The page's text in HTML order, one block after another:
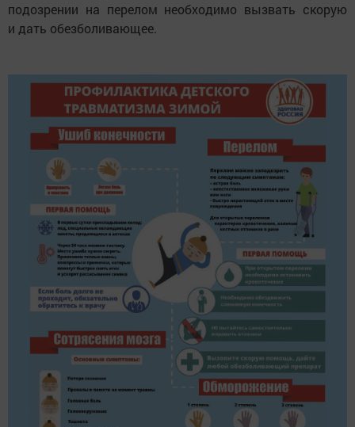
подозрении на перелом необходимо вызвать скорую
и дать обезболивающее.